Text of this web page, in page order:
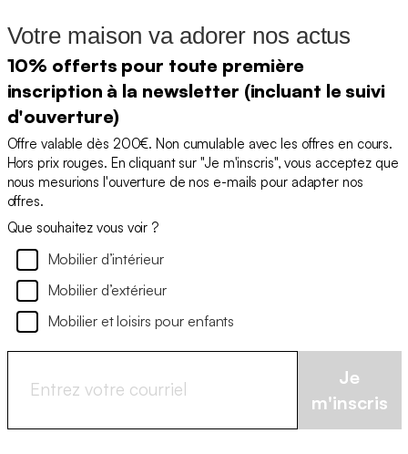
Votre maison va adorer nos actus
10% offerts pour toute première
inscription à la newsletter (incluant le suivi
d'ouverture)
Offre valable dès 200€. Non cumulable avec les offres en cours.
Hors prix rouges. En cliquant sur "Je m'inscris", vous acceptez que
nous mesurions l'ouverture de nos e-mails pour adapter nos
offres.
Que souhaitez vous voir ?
Mobilier d’intérieur
Mobilier d’extérieur
Mobilier et loisirs pour enfants
Je
m'inscris